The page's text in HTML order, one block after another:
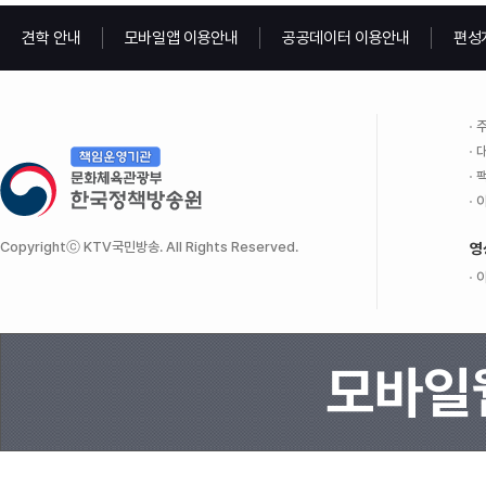
견학 안내 모바일앱 이용안내 공공데이터 이용안내 편성
Copyrightⓒ KTV국민방송. All Rights Reserved. 영
모바